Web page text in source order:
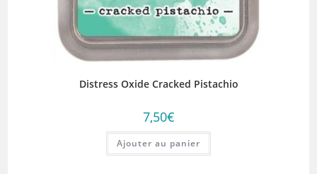
Distress Oxide Cracked Pistachio
7,50€
Ajouter au panier